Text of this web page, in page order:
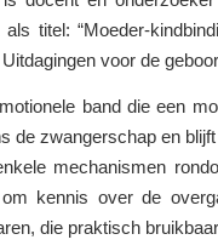
als titel: “Moeder-
voor de
band die een
de zwangerschap en
mechanismen
kennis over de
die praktisch